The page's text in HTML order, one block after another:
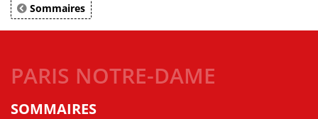
Sommaires
PARIS NOTRE-DAME
SOMMAIRES